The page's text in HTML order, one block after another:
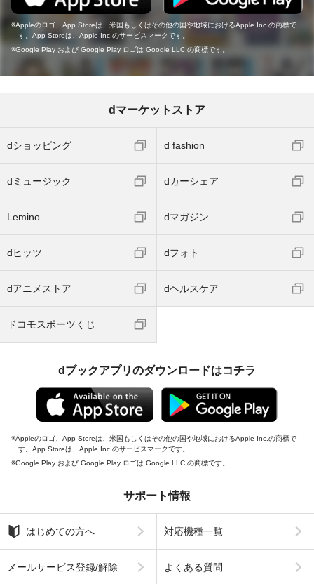
Appleのロゴ、App Storeは、米国もしくはその他の国や地域におけるApple Inc.の商標で
す。App Storeは、Apple Inc.のサービスマークです。
Google Play および Google Play ロゴは Google LLC の商標です。
dマーケットストア
dショッピング d fashion
dミュージック dカーシェア
Lemino dマガジン
dヒッツ dフォト
dアニメストア dヘルスケア
ドコモスポーツくじ
dブックアプリのダウンロードはコチラ
Appleのロゴ、App Storeは、米国もしくはその他の国や地域におけるApple Inc.の商標で
す。App Storeは、Apple Inc.のサービスマークです。
Google Play および Google Play ロゴは Google LLC の商標です。
サポート情報
はじめての方へ 対応機種一覧
メールサービス登録/解除 よくある質問